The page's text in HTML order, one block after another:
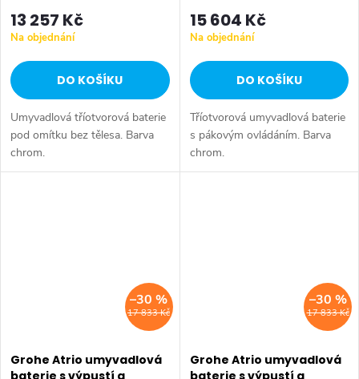
13 257 Kč
Na objednání
DO KOŠÍKU
Umyvadlová tříotvorová baterie
pod omítku bez tělesa. Barva
chrom.
20009003
15 604 Kč
Na objednání
DO KOŠÍKU
Tříotvorová umyvadlová baterie
s pákovým ovládáním. Barva
chrom.
17 833 Kč
–30 %
Grohe Atrio umyvadlová
baterie s výpustí a
17 833 Kč
–30 %
Grohe Atrio umyvadlová
baterie s výpustí a